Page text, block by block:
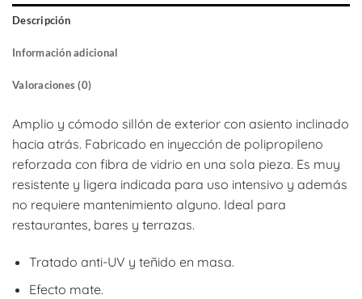
Descripción
Información adicional
Valoraciones (0)
Amplio y cómodo sillón de exterior con asiento inclinado
hacia atrás. Fabricado en inyección de polipropileno
reforzada con fibra de vidrio en una sola pieza. Es muy
resistente y ligera indicada para uso intensivo y además
no requiere mantenimiento alguno. Ideal para
restaurantes, bares y terrazas.
Tratado anti-UV y teñido en masa.
Efecto mate.